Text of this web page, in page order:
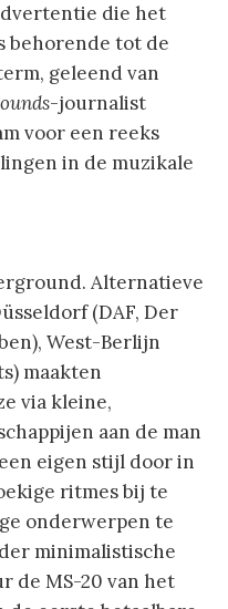
die het
behorende tot de
geleend van
-journalist
voor een reeks
in de muzikale
Alternatieve
(DAF, Der
West-Berlijn
maakten
via kleine,
aan de man
eigen stijl door in
ritmes bij te
onderwerpen te
minimalistische
de MS-20 van het